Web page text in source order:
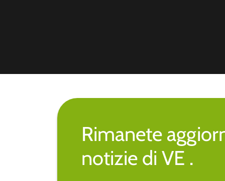
Rimanete
notizie di VE .